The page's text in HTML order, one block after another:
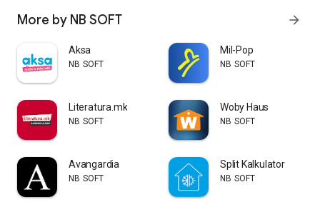
Hrvaška
Bosna in Hercegovina
Severna Makedonija
Črna gora
Kosovo
More by NB SOFT arrow_forward
Aksa
NB SOFT
Mil-Pop
NB SOFT
Literatura.mk
NB SOFT
Woby Haus
NB SOFT
Avangardia
NB SOFT
Split Kalkulator
NB SOFT